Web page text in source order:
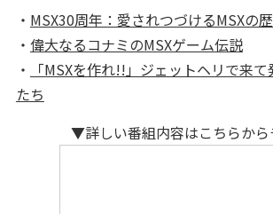
・ MSX30周年：愛されつづけるMSXの
・ 偉大なるコナミのMSXゲーム伝説
・
「MSXを作れ!!」ジェットヘリで来
たち
▼詳しい番組内容はこちらから